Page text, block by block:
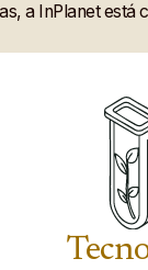
a InPlanet está